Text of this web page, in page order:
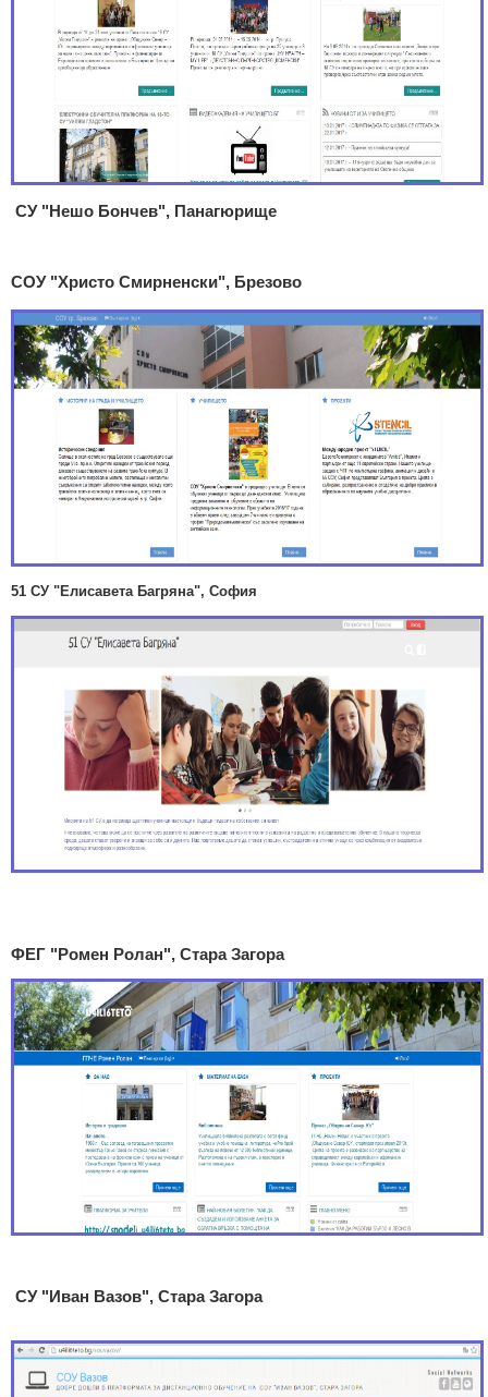
СУ "Нешо Бончев", Панагюрище
СОУ "Христо Смирненски", Брезово
51 СУ "Елисавета Багряна", София
ФЕГ "Ромен Ролан", Стара Загора
СУ "Иван Вазов", Стара Загора